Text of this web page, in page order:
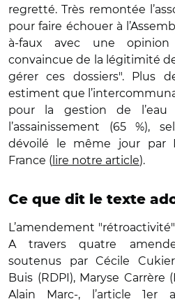
regretté. Très remontée
pour faire échouer à
à-faux avec une
convaincue de la légitimité
gérer ces dossiers". Plus
estiment que
pour la gestion de l’eau
l’assainissement (65 %),
dévoilé le même jour par
France ( lire notre article).
Ce que dit le texte
L’amendement
A travers quatre
soutenus par Cécile
Buis (RDPI), Maryse Carrère
Alain Marc-, l’article 1er